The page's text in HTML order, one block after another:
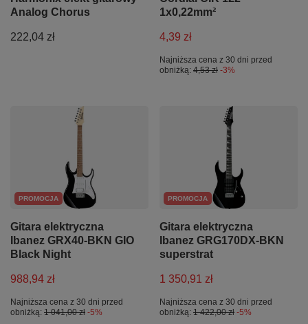
Analog Chorus
222,04 zł
1x0,22mm²
4,39 zł
Najniższa cena z 30 dni przed
obniżką: 4,53 zł -3%
PROMOCJA
Gitara elektryczna
Ibanez GRX40-BKN GIO
Black Night
988,94 zł
Najniższa cena z 30 dni przed
obniżką: 1 041,00 zł -5%
PROMOCJA
Gitara elektryczna
Ibanez GRG170DX-BKN
superstrat
1 350,91 zł
Najniższa cena z 30 dni przed
obniżką: 1 422,00 zł -5%